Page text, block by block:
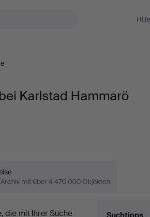
Hilfe
Karlstad Hammarö
mit über 4 470 000 Objekten
die mit Ihrer Suche